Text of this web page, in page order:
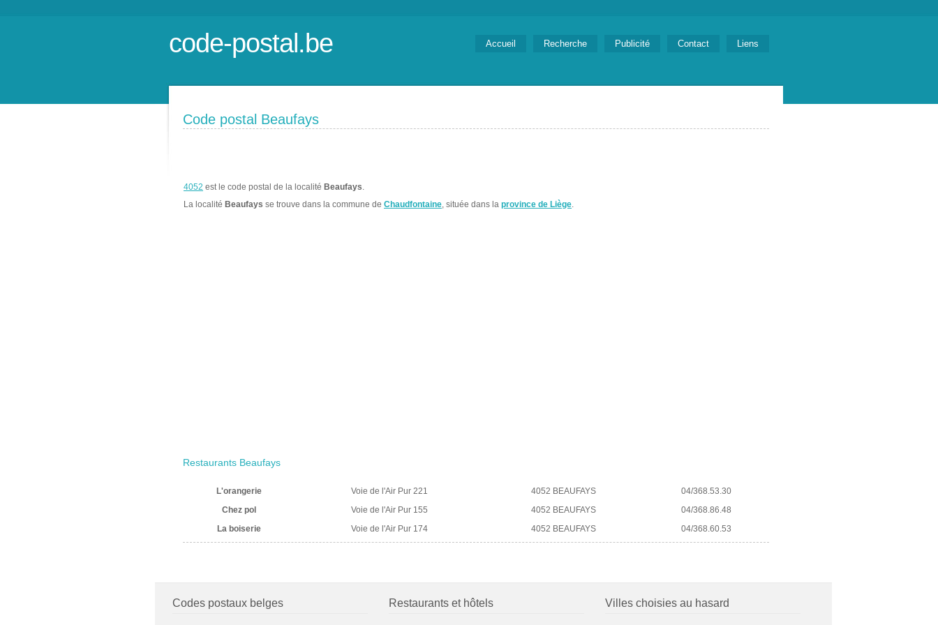
code-postal.be Accueil Recherche Publicité Contact Liens
Code postal Beaufays
4052 est le code postal de la localité Beaufays.
La localité Beaufays se trouve dans la commune de Chaudfontaine, située dans la province de Liège.
Restaurants Beaufays
L'orangerie Voie de l'Air Pur 221 4052 BEAUFAYS
04/368.53.30
Chez pol
Voie de l'Air Pur 155 4052 BEAUFAYS
04/368.86.48
La boiserie
Voie de l'Air Pur 174 4052 BEAUFAYS 04/368.60.53
Codes postaux belges Restaurants et hôtels Villes choisies au hasard